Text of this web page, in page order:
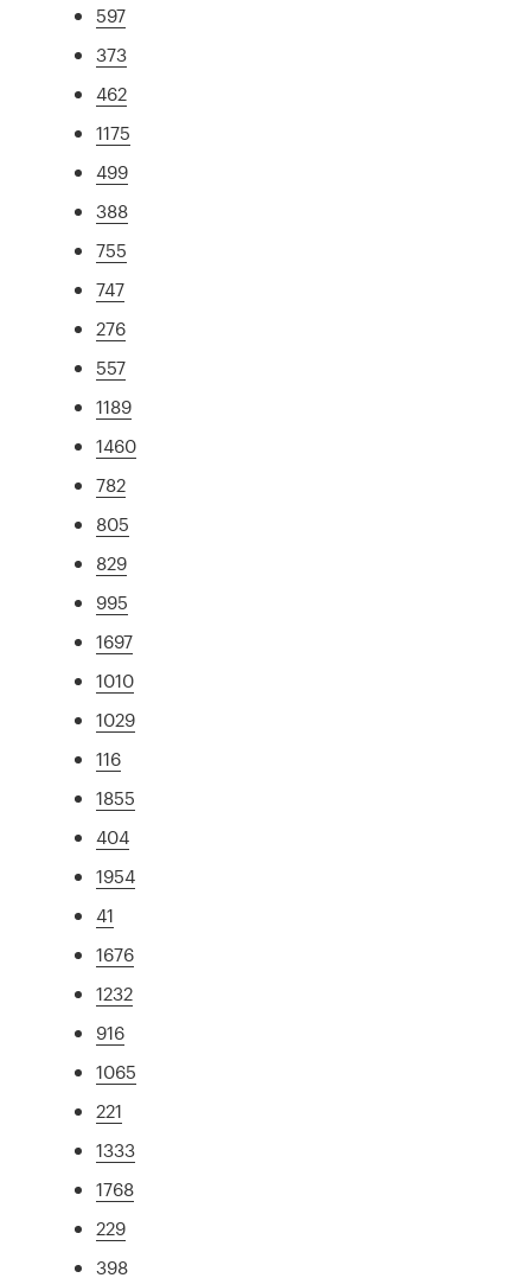
597
373
462
1175
499
388
755
747
276
557
1189
1460
782
805
829
995
1697
1010
1029
116
1855
404
1954
41
1676
1232
916
1065
221
1333
1768
229
398